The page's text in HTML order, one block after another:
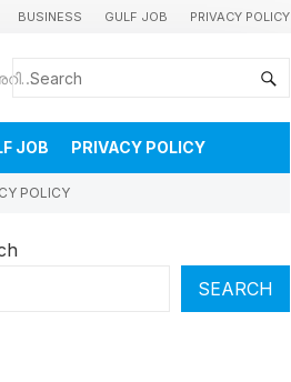
BUSINESS GULF JOB PRIVACY POLICY
കുവൈറ്റിലെ വാർത്തകളും വിശേഷങ്ങളും തൽസമയം അറിയാൻ
JOB PRIVACY POLICY
POLICY
SEARCH